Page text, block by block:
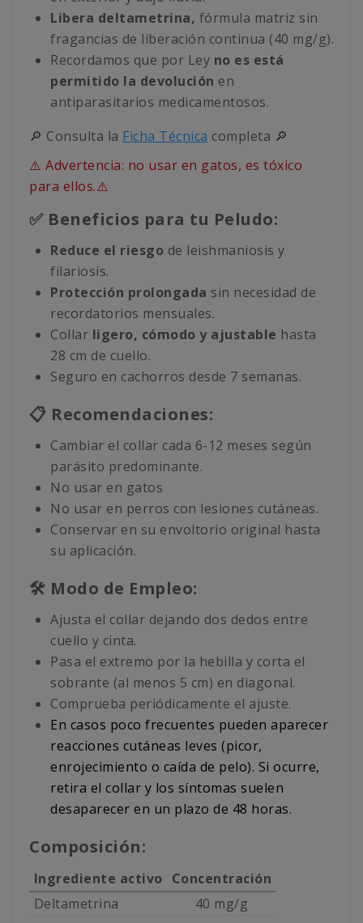
Libera deltametrina, fórmula matriz sin
fragancias de liberación continua (40 mg/g).
Recordamos que por Ley no es está
permitido la devolución en
antiparasitarios medicamentosos.
🔎 Consulta la Ficha Técnica completa 🔎
⚠️ Advertencia: no usar en gatos, es tóxico
para ellos.⚠️
✅ Beneficios para tu Peludo:
Reduce el riesgo de leishmaniosis y
filariosis.
Protección prolongada sin necesidad de
recordatorios mensuales.
Collar ligero, cómodo y ajustable hasta
28 cm de cuello.
Seguro en cachorros desde 7 semanas.
📋 Recomendaciones:
Cambiar el collar cada 6-12 meses según
parásito predominante.
No usar en gatos
No usar en perros con lesiones cutáneas.
Conservar en su envoltorio original hasta
su aplicación.
🛠️ Modo de Empleo:
Ajusta el collar dejando dos dedos entre
cuello y cinta.
Pasa el extremo por la hebilla y corta el
sobrante (al menos 5 cm) en diagonal.
Comprueba periódicamente el ajuste.
En casos poco frecuentes pueden aparecer
reacciones cutáneas leves (picor,
enrojecimiento o caída de pelo). Si ocurre,
retira el collar y los síntomas suelen
desaparecer en un plazo de 48 horas.
Composición:
Ingrediente activo Concentración
Deltametrina
40 mg/g